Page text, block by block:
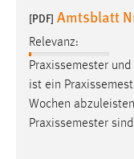
[PDF] Amtsblatt
Relevanz:
Praxissemester
ist ein
Wochen
Praxissemester